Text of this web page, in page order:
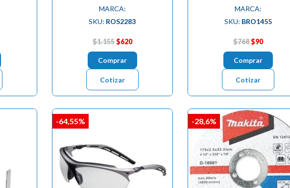
MARCA:
SKU: ROS2283
$1.155$620
Comprar
Cotizar
MARCA:
SKU: BRO1455
$768$90
Comprar
Cotizar
-64,55% -28,6%